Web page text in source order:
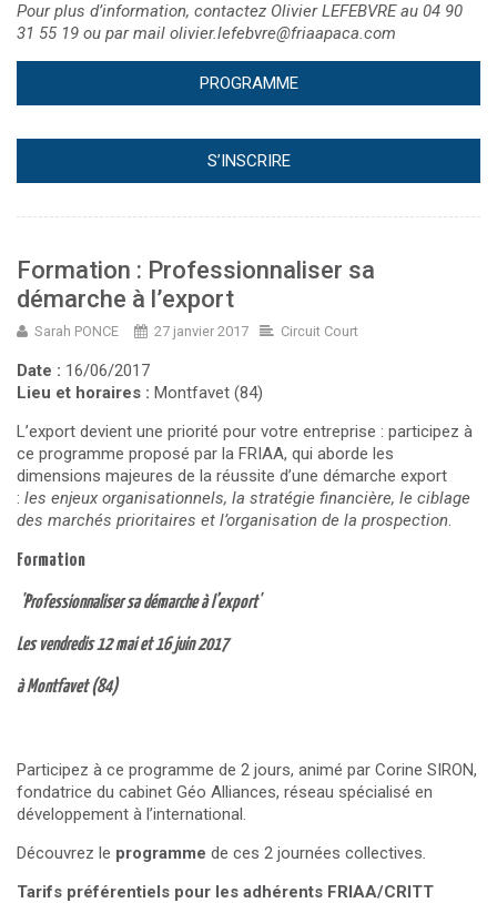
Pour plus d’information, contactez Olivier LEFEBVRE au 04 90
31 55 19 ou par mail olivier.lefebvre@friaapaca.com
PROGRAMME
S’INSCRIRE
Formation : Professionnaliser sa
démarche à l’export
Sarah PONCE 27 janvier 2017 Circuit Court
Date : 16/06/2017
Lieu et horaires : Montfavet (84)
L’export devient une priorité pour votre entreprise : participez à
ce programme proposé par la FRIAA, qui aborde les
dimensions majeures de la réussite d’une démarche export
: les enjeux organisationnels, la stratégie financière, le ciblage
des marchés prioritaires et l’organisation de la prospection.
Formation
'Professionnaliser sa démarche à l’export'
Les vendredis 12 mai et 16 juin 2017
à Montfavet (84)
Participez à ce programme de 2 jours, animé par Corine SIRON,
fondatrice du cabinet Géo Alliances, réseau spécialisé en
développement à l’international.
Découvrez le programme de ces 2 journées collectives.
Tarifs préférentiels pour les adhérents FRIAA/CRITT